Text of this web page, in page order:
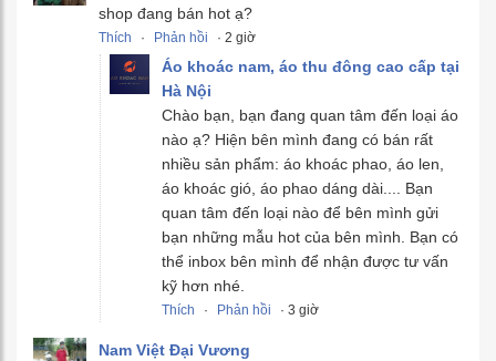
shop đang bán hot ạ?
Thích · Phản hồi · 2 giờ
Áo khoác nam, áo thu đông cao cấp tại
Hà Nội
Chào bạn, bạn đang quan tâm đến loại áo
nào ạ? Hiện bên mình đang có bán rất
nhiều sản phẩm: áo khoác phao, áo len,
áo khoác gió, áo phao dáng dài.... Bạn
quan tâm đến loại nào để bên mình gửi
bạn những mẫu hot của bên mình. Bạn có
thể inbox bên mình để nhận được tư vấn
kỹ hơn nhé.
Thích · Phản hồi · 3 giờ
Nam Việt Đại Vương